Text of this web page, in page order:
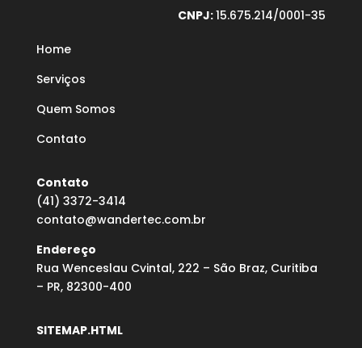
CNPJ:15.675.214/0001-35
Home
Serviços
Quem Somos
Contato
Contato
(41) 3372-3414
contato@wandertec.com.br
Endereço
Rua Wenceslau Cvintal, 222 – São Braz, Curitiba
– PR, 82300-400
SITEMAP.HTML